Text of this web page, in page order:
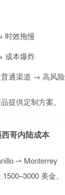
时效拖慢
成本爆炸
通渠道 → 高风险
提供定制方案。
哥内陆成本
⇀ Monterrey
美金。